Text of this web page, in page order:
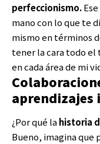
perfeccionismo.
mano con lo que te
mismo en términos
tener la cara todo
en cada área de mi
aprendizajes
¿Por qué lahistoria
Bueno, imagina que